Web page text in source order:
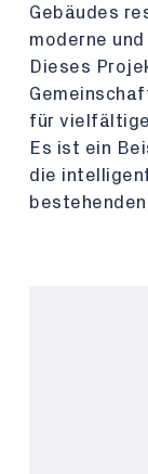
Gebäudes
moderne
Dieses
für
Es ist ein
die